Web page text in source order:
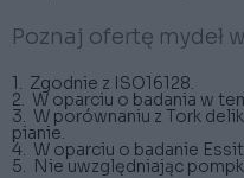
Poznaj ofertę mydeł
1. Zgodnie z ISO16128.
2. W oparciu o badania w
3. W porównaniu z Tork
pianie.
4. W oparciu o badanie
5. Nie uwzględniając